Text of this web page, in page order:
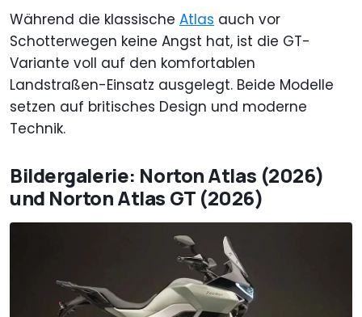
Während die klassische Atlas auch vor
Schotterwegen keine Angst hat, ist die GT-
Variante voll auf den komfortablen
Landstraßen-Einsatz ausgelegt. Beide Modelle
setzen auf britisches Design und moderne
Technik.
Bildergalerie: Norton Atlas (2026)
und Norton Atlas GT (2026)